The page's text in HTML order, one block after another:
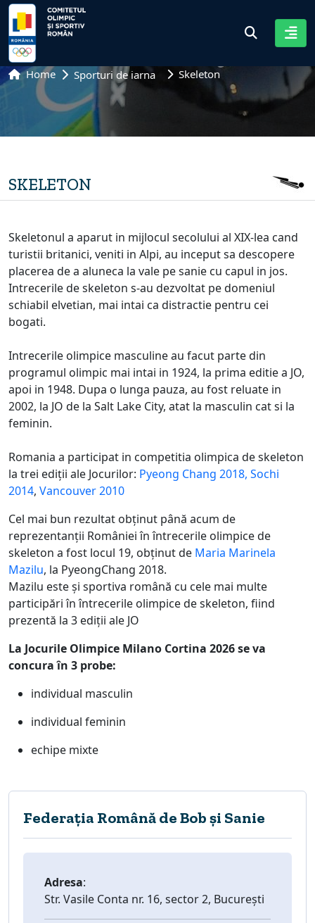
Home Sporturi de iarna Skeleton
SKELETON
Skeletonul a aparut in mijlocul secolului al XIX-lea cand
turistii britanici, veniti in Alpi, au inceput sa descopere
placerea de a aluneca la vale pe sanie cu capul in jos.
Intrecerile de skeleton s-au dezvoltat pe domeniul
schiabil elvetian, mai intai ca distractie pentru cei
bogati.
Intrecerile olimpice masculine au facut parte din
programul olimpic mai intai in 1924, la prima editie a JO,
apoi in 1948. Dupa o lunga pauza, au fost reluate in
2002, la JO de la Salt Lake City, atat la masculin cat si la
feminin.
Romania a participat in competitia olimpica de skeleton
la trei ediții ale Jocurilor: Pyeong Chang 2018, Sochi
2014, Vancouver 2010
Cel mai bun rezultat obținut până acum de
reprezentanții României în întrecerile olimpice de
skeleton a fost locul 19, obținut de Maria Marinela
Mazilu, la PyeongChang 2018.
Mazilu este și sportiva română cu cele mai multe
participări în întrecerile olimpice de skeleton, fiind
prezentă la 3 ediții ale JO
La Jocurile Olimpice Milano Cortina 2026 se va
concura în 3 probe:
individual masculin
individual feminin
echipe mixte
Federația Română de Bob și Sanie
Adresa:
Str. Vasile Conta nr. 16, sector 2, București